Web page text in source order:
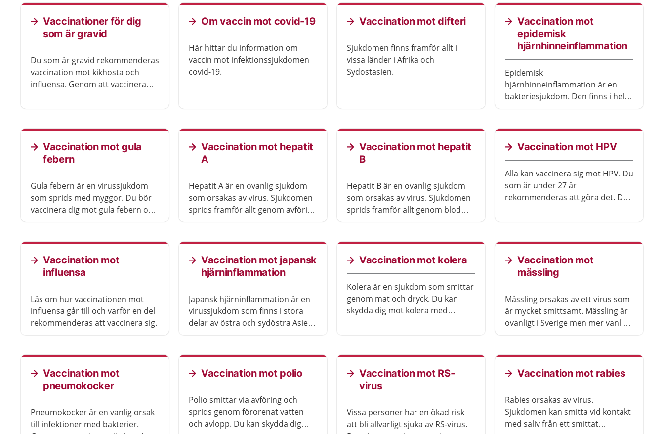
legitimation för att boka. Här
hittar du även tider för drop-in.
Barnavårdscentralen, BVC, och
elevhälsan informerar om när det
är dags för barnet att få
vaccinationerna.
Vaccinationer för dig
som är gravid
Du som är gravid rekommenderas
vaccination mot kikhosta och
influensa. Genom att vaccinera
sjukdomarna.
Om vaccin mot covid-19
Här hittar du information om
vaccin mot infektionssjukdomen
covid-19.
Vaccination mot difteri
Sjukdomen finns framför allt i
vissa länder i Afrika och
Sydostasien.
Vaccination mot
epidemisk
hjärnhinneinflammation
Epidemisk
hjärnhinneinflammation är en
bakteriesjukdom. Den finns i hela
ovanlig men livshotande och kan
dessutom ge bestående besvär.
Vaccination mot gula
febern
Gula febern är en virussjukdom
som sprids med myggor. Du bör
vaccinera dig mot gula febern om
Vaccination mot hepatit
A
Hepatit A är en ovanlig sjukdom
som orsakas av virus. Sjukdomen
sprids framför allt genom avföring
allvarlig.
Vaccination mot hepatit
B
Hepatit B är en ovanlig sjukdom
som orsakas av virus. Sjukdomen
sprids framför allt genom blod
kan bli mycket allvarlig.
Vaccination mot HPV
Alla kan vaccinera sig mot HPV. Du
som är under 27 år
rekommenderas att göra det. Det
Vaccination mot
influensa
Läs om hur vaccinationen mot
influensa går till och varför en del
rekommenderas att vaccinera sig.
Vaccination mot japansk
hjärninflammation
Japansk hjärninflammation är en
virussjukdom som finns i stora
delar av östra och sydöstra Asien.
Sjukdomen är ovanlig men
livshotande.
Vaccination mot kolera
Kolera är en sjukdom som smittar
genom mat och dryck. Du kan
skydda dig mot kolera med
sjukdomen är vanlig.
Vaccination mot
mässling
Mässling orsakas av ett virus som
är mycket smittsamt. Mässling är
ovanligt i Sverige men mer vanligt
rekommenderas till alla och ingår
i vaccinationsprogrammet för
Vaccination mot
pneumokocker
Pneumokocker är en vanlig orsak
till infektioner med bakterier.
Vaccination mot polio
Polio smittar via avföring och
sprids genom förorenat vatten
och avlopp. Du kan skydda dig
Vaccination mot RS-
virus
Vissa personer har en ökad risk
att bli allvarligt sjuka av RS-virus.
Vaccination mot rabies
Rabies orsakas av virus.
Sjukdomen kan smitta vid kontakt
med saliv från ett smittat